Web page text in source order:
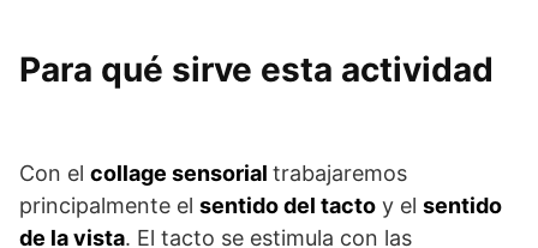
Para qué sirve esta actividad
Con el collage sensorial trabajaremos
principalmente el sentido del tacto y el sentido
de la vista. El tacto se estimula con las